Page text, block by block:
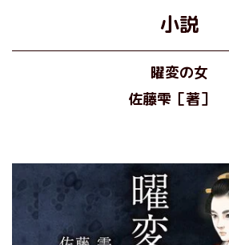
小説
曜変の女
佐藤雫［著］